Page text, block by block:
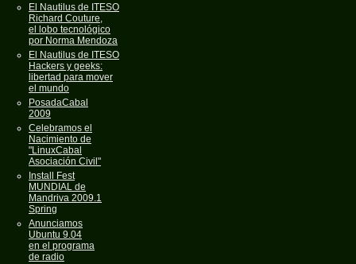
El Nautilus de ITESO
Richard Couture,
el lobo tecnológico
por Norma Mendoza
El Nautilus de ITESO
Hackers y geeks:
libertad para mover
el mundo
PosadaCabal
2009
Celebramos el
Nacimiento de
"LinuxCabal
Asociación Civil"
Install Fest
MUNDIAL de
Mandriva 2009.1
Spring
Anunciamos
Ubuntu 9.04
en el programa
de radio